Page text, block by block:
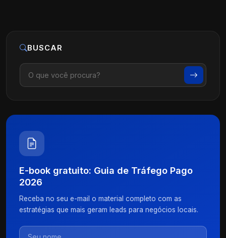
BUSCAR
E-book gratuito: Guia de Tráfego Pago
2026
Receba no seu e-mail o material completo com as
estratégias que mais geram leads para negócios locais.